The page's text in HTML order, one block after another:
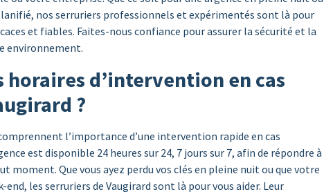
nos serruriers professionnels et expérimentés sont là pour
et fiables. Faites-nous confiance pour assurer la sécurité et la
environnement.
horaires d’intervention en cas
?
l’importance d’une intervention rapide en cas
est disponible 24 heures sur 24, 7 jours sur 7, afin de répondre à
moment. Que vous ayez perdu vos clés en pleine nuit ou que votre
les serruriers de Vaugirard sont là pour vous aider. Leur